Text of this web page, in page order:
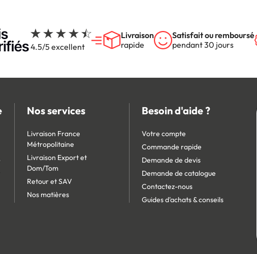
4.5/5 excellent
Livraison
rapide
Satisfait ou remboursé
pendant 30 jours
Nos services
Livraison France
Métropolitaine
Livraison Export et
Dom/Tom
Retour et SAV
Nos matières
Besoin d'aide ?
Votre compte
Commande rapide
Demande de devis
Demande de catalogue
Contactez-nous
Guides d'achats & conseils